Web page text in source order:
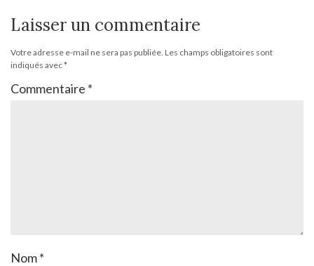
Laisser un commentaire
Votre adresse e-mail ne sera pas publiée. Les champs obligatoires sont
indiqués avec*
Commentaire *
Nom*